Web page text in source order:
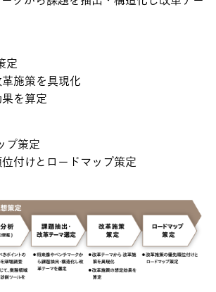
定
施策を具現化
を算定
プ策定
付けとロードマップ策定